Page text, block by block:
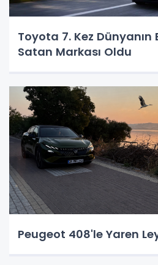
Toyota 7. Kez
Satan Markası Oldu
Peugeot 408'le Yaren